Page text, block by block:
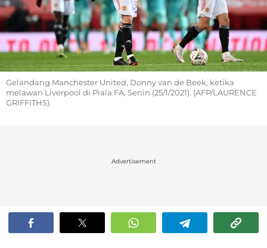
Gelandang Manchester United, Donny van de Beek, ketika
melawan Liverpool di Piala FA, Senin (25/1/2021). (AFP/LAURENCE
GRIFFITHS).
Advertisement